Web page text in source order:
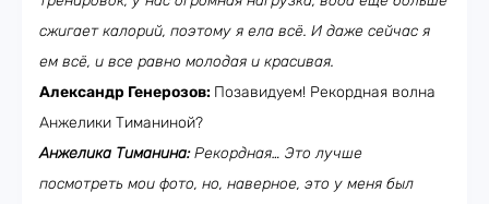
сжигает калорий, поэтому я ела всё. И даже сейчас я
ем всё, и все равно молодая и красивая.
Александр Генерозов: Позавидуем! Рекордная волна
Анжелики Тиманиной?
Анжелика Тиманина:Рекордная… Это лучше
посмотреть мои фото, но, наверное, это у меня был